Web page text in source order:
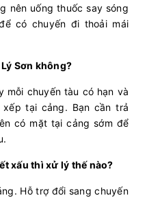
nên uống thuốc say sóng
có chuyến đi thoải mái
Sơn không?
mỗi chuyến tàu có hạn và
tại cảng. Bạn cần trả
có mặt tại cảng sớm để
xấu thì xử lý thế nào?
Hỗ trợ đổi sang chuyến